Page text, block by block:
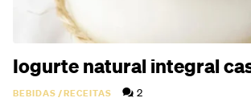
Iogurte natural integral
BEBIDAS/RECEITAS 2